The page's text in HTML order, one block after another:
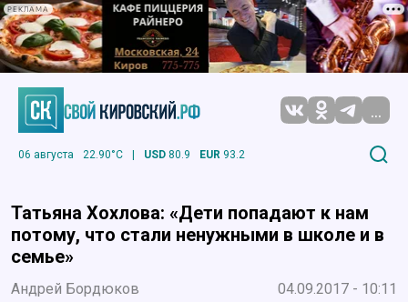
РЕКЛАМА
...
06 августа 22.90°C | USD 80.9 EUR 93.2
Татьяна Хохлова: «Дети попадают к нам
потому, что стали ненужными в школе и в
семье»
Андрей Бордюков 04.09.2017 - 10:11